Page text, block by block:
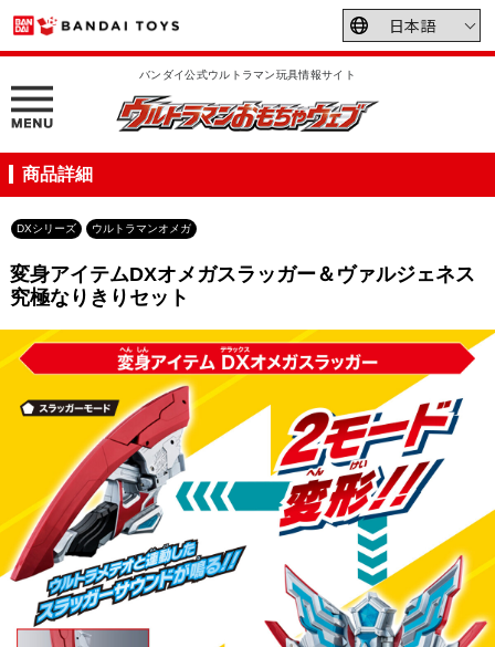
バンダイ公式ウルトラマン玩具情報サイト
商品詳細
DXシリーズ ウルトラマンオメガ
変身アイテムDXオメガスラッガー＆ヴァルジェネス
究極なりきりセット